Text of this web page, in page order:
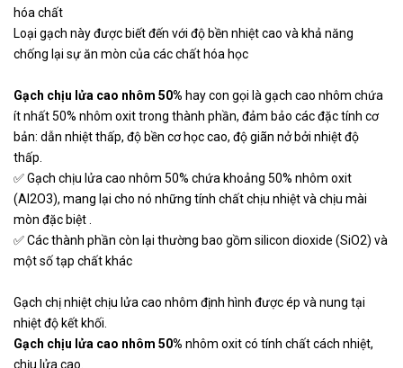
S007980
Gạch xốp cách nhiệt hình chữ
nhật
S007979
Gạch xốp hồng cách nhiệt Quy
cách 230x114x65mm
Liên
S007978
Gạch xốp cách nhiệt hình búa
Độ chịu nhiệt 1400°C
Liên
hóa chất
Loại gạch này được biết đến với độ bền nhiệt cao và khả năng
chống lại sự ăn mòn của các chất hóa học
Gạch chịu lửa cao nhôm 50% hay con gọi là gạch cao nhôm chứa
ít nhất 50% nhôm oxit trong thành phần, đảm bảo các đặc tính cơ
bản: dẫn nhiệt thấp, độ bền cơ học cao, độ giãn nở bởi nhiệt độ
thấp.
✅ Gạch chịu lửa cao nhôm 50% chứa khoảng 50% nhôm oxit
(Al2O3), mang lại cho nó những tính chất chịu nhiệt và chịu mài
mòn đặc biệt .
✅ Các thành phần còn lại thường bao gồm silicon dioxide (SiO2) và
một số tạp chất khác
Gạch chị nhiệt chịu lửa cao nhôm định hình được ép và nung tại
nhiệt độ kết khối.
Gạch chịu lửa cao nhôm 50% nhôm oxit có tính chất cách nhiệt,
chịu lửa cao.